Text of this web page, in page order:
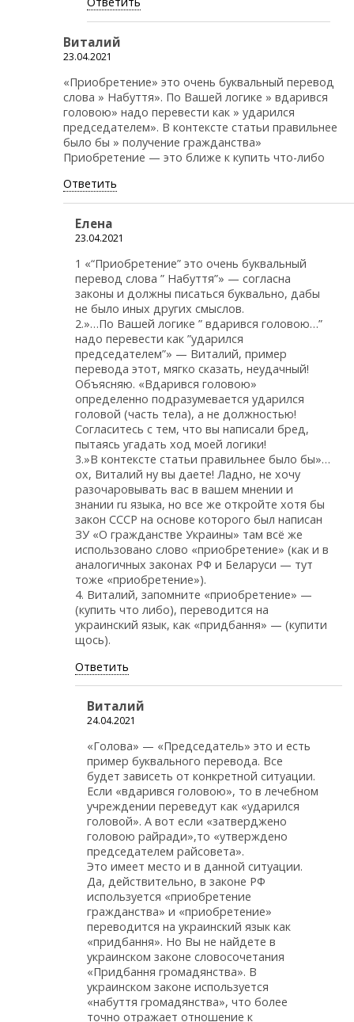
Виталий
23.04.2021
«Приобретение» это очень буквальный перевод
слова » Набуття». По Вашей логике » вдарився
головою» надо перевести как » ударился
председателем». В контексте статьи правильнее
было бы » получение гражданства»
Приобретение — это ближе к купить что-либо
Ответить
Елена
23.04.2021
1 «“Приобретение” это очень буквальный
перевод слова ” Набуття”» — согласна
законы и должны писаться буквально, дабы
не было иных других смыслов.
2.»…По Вашей логике ” вдарився головою…”
надо перевести как ”ударился
председателем”» — Виталий, пример
перевода этот, мягко сказать, неудачный!
Объясняю. «Вдарився головою»
определенно подразумевается ударился
головой (часть тела), а не должностью!
Согласитесь с тем, что вы написали бред,
пытаясь угадать ход моей логики!
3.»В контексте статьи правильнее было бы»…
ох, Виталий ну вы даете! Ладно, не хочу
разочаровывать вас в вашем мнении и
знании ru языка, но все же откройте хотя бы
закон СССР на основе которого был написан
ЗУ «О гражданстве Украины» там всё же
использовано слово «приобретение» (как и в
аналогичных законах РФ и Беларуси — тут
тоже «приобретение»).
4. Виталий, запомните «приобретение» —
(купить что либо), переводится на
украинский язык, как «придбання» — (купити
щось).
Ответить
Виталий
24.04.2021
«Голова» — «Председатель» это и есть
пример буквального перевода. Все
будет зависеть от конкретной ситуации.
Если «вдарився головою», то в лечебном
учреждении переведут как «ударился
головой». А вот если «затверджено
головою райради»,то «утверждено
председателем райсовета».
Это имеет место и в данной ситуации.
Да, действительно, в законе РФ
используется «приобретение
гражданства» и «приобретение»
переводится на украинский язык как
«придбання». Но Вы не найдете в
украинском законе словосочетания
«Придбання громадянства». В
украинском законе используется
«набуття громадянства», что более
точно отражает отношение к